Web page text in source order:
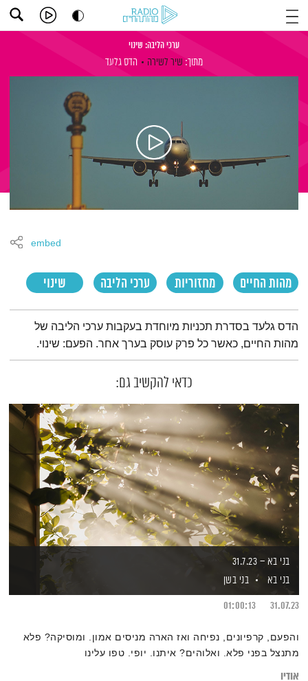
ערכי הליבה: שינוי
מתוך: שיר לשירה הדס גלעד
מהות החיים מחזוריות ערכי הליבה שינוי
embed
תמצית הפודקאסט
הדס גלעד בסדרת תכניות מיוחדת בעקבות ערכי הליבה של
מהות החיים, כאשר כל פרק עוסק בערך אחר. הפעם: שינוי.
כדאי להקשיב גם:
בני בא – 31.7.23
בני בא
בני בשן
31.07.23
01:00:13
והפעם, קרפיונים, נפיחה ואז הארה מניסים אמון. ומוסיקה? פלא
מתנצל בפני פלא. ואלוהים? איתנו. יופי. טפו עלינו
אודיו